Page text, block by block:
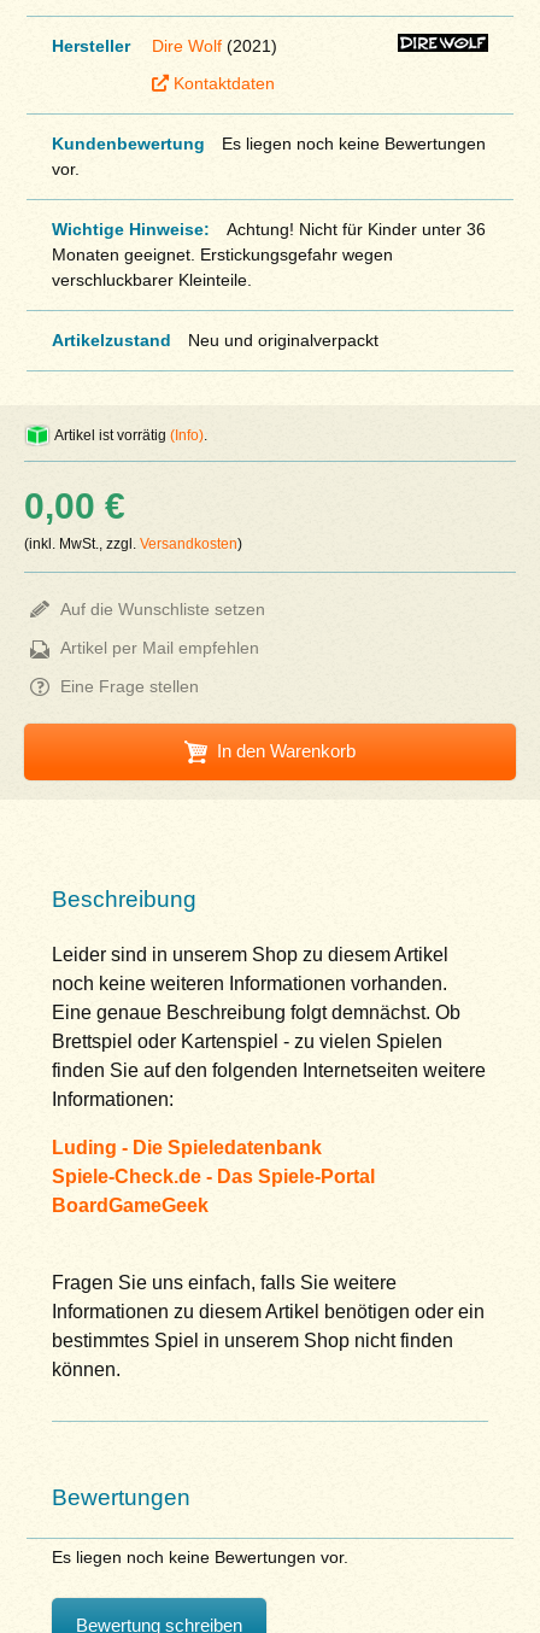
Hersteller Dire Wolf(2021)
Kontaktdaten
Kundenbewertung
Es liegen noch keine Bewertungen
vor.
Wichtige Hinweise:
Achtung! Nicht für Kinder unter 36
Monaten geeignet. Erstickungsgefahr wegen
verschluckbarer Kleinteile.
Artikelzustand Neu und originalverpackt
Artikel ist vorrätig(Info).
0,00 €
(inkl. MwSt., zzgl.Versandkosten)
Auf die Wunschliste setzen
Artikel per Mail empfehlen
Eine Frage stellen
In den Warenkorb
Beschreibung
Leider sind in unserem Shop zu diesem Artikel
noch keine weiteren Informationen vorhanden.
Eine genaue Beschreibung folgt demnächst. Ob
Brettspiel oder Kartenspiel - zu vielen Spielen
finden Sie auf den folgenden Internetseiten weitere
Informationen:
Luding - Die Spieledatenbank
Spiele-Check.de - Das Spiele-Portal
BoardGameGeek
Fragen Sie uns einfach, falls Sie weitere
Informationen zu diesem Artikel benötigen oder ein
bestimmtes Spiel in unserem Shop nicht finden
können.
Bewertungen
Es liegen noch keine Bewertungen vor.
Bewertung schreiben